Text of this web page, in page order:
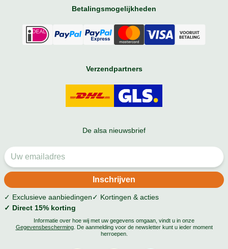
Betalingsmogelijkheden
Verzendpartners
De alsa nieuwsbrief
✓ Exclusieve aanbiedingen✓ Kortingen & acties
✓ Direct 15% korting
Informatie over hoe wij met uw gegevens omgaan, vindt u in onze
Gegevensbescherming. De aanmelding voor de newsletter kunt u ieder moment
herroepen.